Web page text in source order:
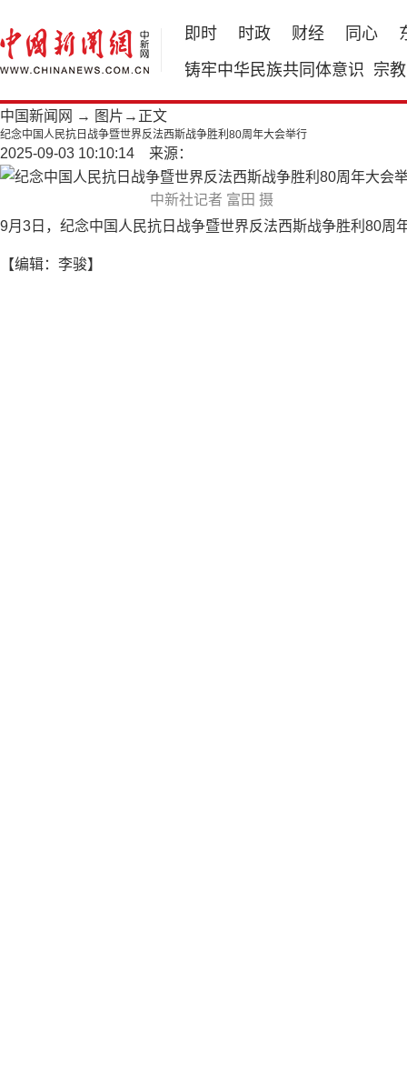
即时 时政 财经 同心
铸牢中华民族共同体意识 宗教
中国新闻网 → 图片 →正文
纪念中国人民抗日战争暨世界反法西斯战争胜利80周年大会举行
2025-09-03 10:10:14 来源：
中新社记者 富田 摄
9月3日，纪念中国人民抗日战争暨世界反法西斯战争胜利80
【编辑：李骏】